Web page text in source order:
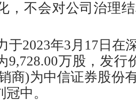
，不会对公司治理
2023年3月17日在
9,728.00万股，发行
商)为中信证券股份
中。